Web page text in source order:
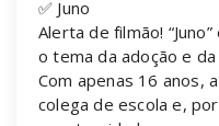
✅ Juno
Alerta de filmão!
o tema da adoção e
Com apenas 16 anos,
colega de escola e,